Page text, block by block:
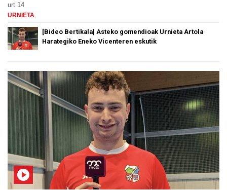
urt 14
URNIETA
[Bideo Bertikala] Asteko gomendioak Urnieta Artola
Harategiko Eneko Vicenteren eskutik